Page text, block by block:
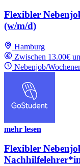
Flexibler
(w/m/d)
Hamburg
Zwischen 13.00€
Nebenjob/
mehr lesen
Flexibler